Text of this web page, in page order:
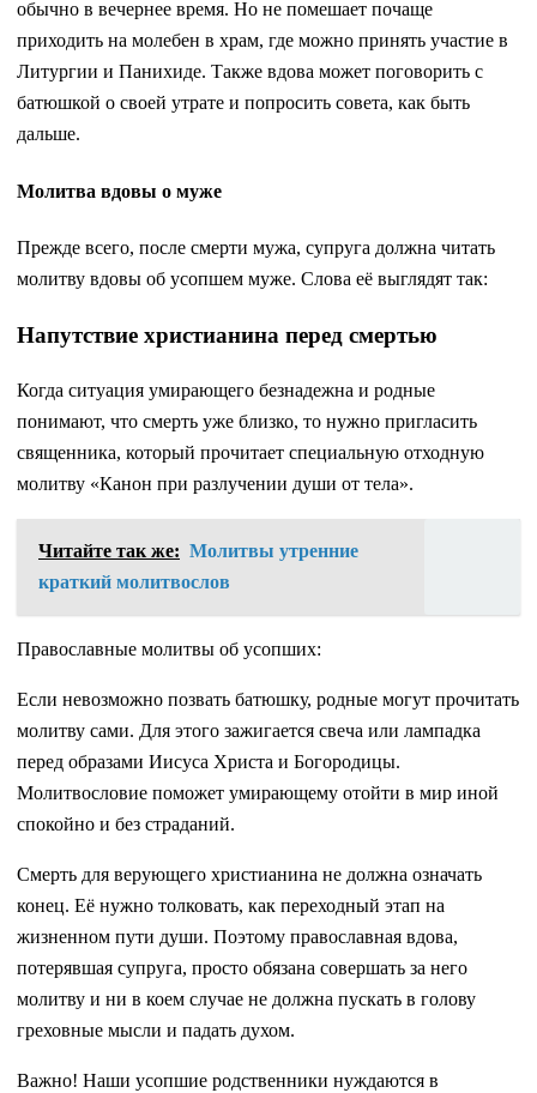
обычно в вечернее время. Но не помешает почаще
приходить на молебен в храм, где можно принять участие в
Литургии и Панихиде. Также вдова может поговорить с
батюшкой о своей утрате и попросить совета, как быть
дальше.
Молитва вдовы о муже
Прежде всего, после смерти мужа, супруга должна читать
молитву вдовы об усопшем муже. Слова её выглядят так:
Напутствие христианина перед смертью
Когда ситуация умирающего безнадежна и родные
понимают, что смерть уже близко, то нужно пригласить
священника, который прочитает специальную отходную
молитву «Канон при разлучении души от тела».
Читайте так же: Молитвы утренние
краткий молитвослов
Православные молитвы об усопших:
Если невозможно позвать батюшку, родные могут прочитать
молитву сами. Для этого зажигается свеча или лампадка
перед образами Иисуса Христа и Богородицы.
Молитвословие поможет умирающему отойти в мир иной
спокойно и без страданий.
Смерть для верующего христианина не должна означать
конец. Её нужно толковать, как переходный этап на
жизненном пути души. Поэтому православная вдова,
потерявшая супруга, просто обязана совершать за него
молитву и ни в коем случае не должна пускать в голову
греховные мысли и падать духом.
Важно! Наши усопшие родственники нуждаются в